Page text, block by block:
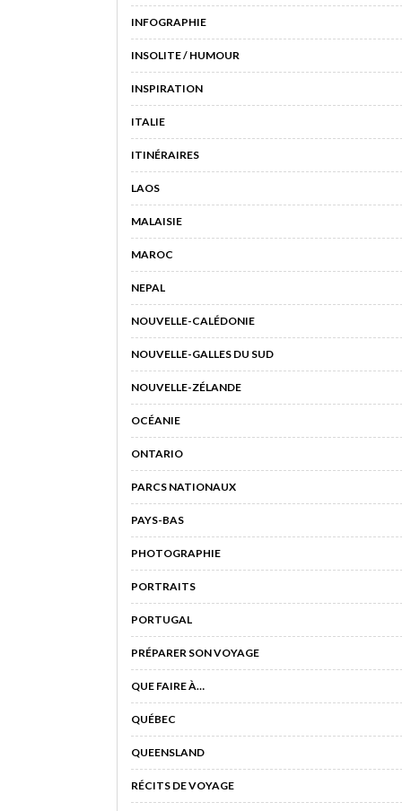
INFOGRAPHIE
INSOLITE / HUMOUR
INSPIRATION
ITALIE
ITINÉRAIRES
LAOS
MALAISIE
MAROC
NEPAL
NOUVELLE-CALÉDONIE
NOUVELLE-GALLES DU SUD
NOUVELLE-ZÉLANDE
OCÉANIE
ONTARIO
PARCS NATIONAUX
PAYS-BAS
PHOTOGRAPHIE
PORTRAITS
PORTUGAL
PRÉPARER SON VOYAGE
QUE FAIRE À…
QUÉBEC
QUEENSLAND
RÉCITS DE VOYAGE